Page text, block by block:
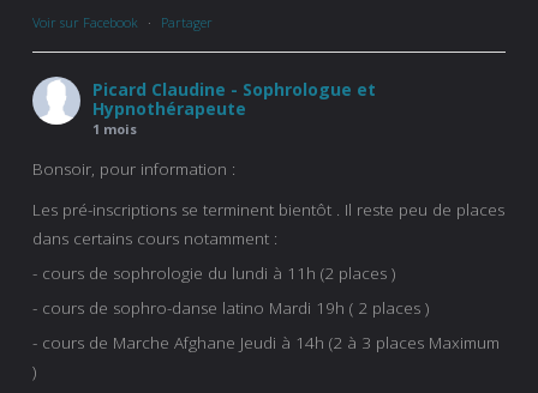
Voir sur Facebook · Partager
Picard Claudine - Sophrologue et
Hypnothérapeute
1 mois
Bonsoir, pour information :
Les pré-inscriptions se terminent bientôt . Il reste peu de places
dans certains cours notamment :
- cours de sophrologie du lundi à 11h (2 places )
- cours de sophro-danse latino Mardi 19h ( 2 places )
- cours de Marche Afghane Jeudi à 14h (2 à 3 places Maximum
)